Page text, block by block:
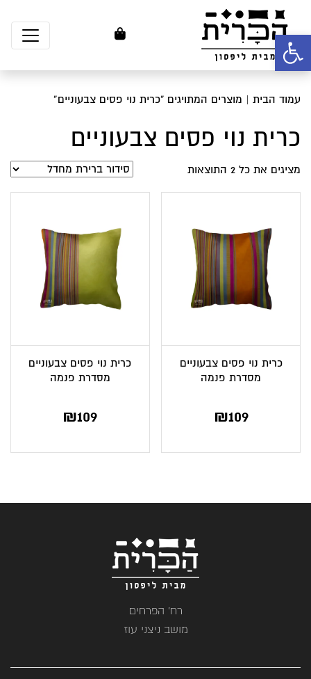
פתח סרגל נגישות
עמוד הבית | מוצרים המתויגים “כרית נוי פסים צבעוניים”
כרית נוי פסים צבעוניים
מציגים את כל ⁦2⁩ התוצאות
כרית נוי פסים צבעוניים
מסדרת פנמה
₪109
כרית נוי פסים צבעוניים
מסדרת פנמה
₪109
רח' הפרחים
מושב ניצני עוז